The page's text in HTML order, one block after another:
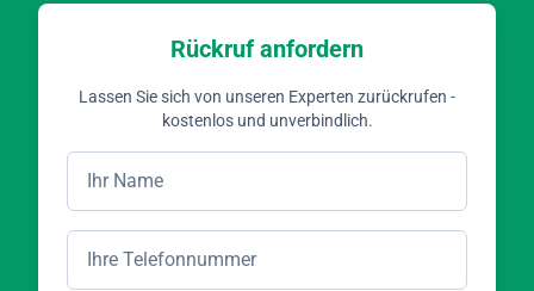
Rückruf anfordern
Lassen Sie sich von unseren Experten zurückrufen -
kostenlos und unverbindlich.
Name *
Telefonnummer *